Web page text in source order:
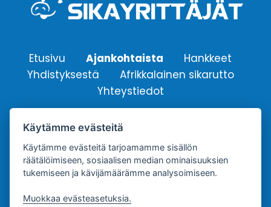
Etusivu Ajankohtaista
Hankkeet
Yhdistyksestä
Afrikkalainen sikarutto
Yhteystiedot
Suomen Sikayrittäjät ry.
Yhdistyksen sähköpostiosoite:
info@sikayrittajat.fi
Käytämme evästeitä
Käytämme evästeitä tarjoamamme sisällön
räätälöimiseen, sosiaalisen median ominaisuuksien
tukemiseen ja kävijämäärämme analysoimiseen.
Muokkaa evästeasetuksia.